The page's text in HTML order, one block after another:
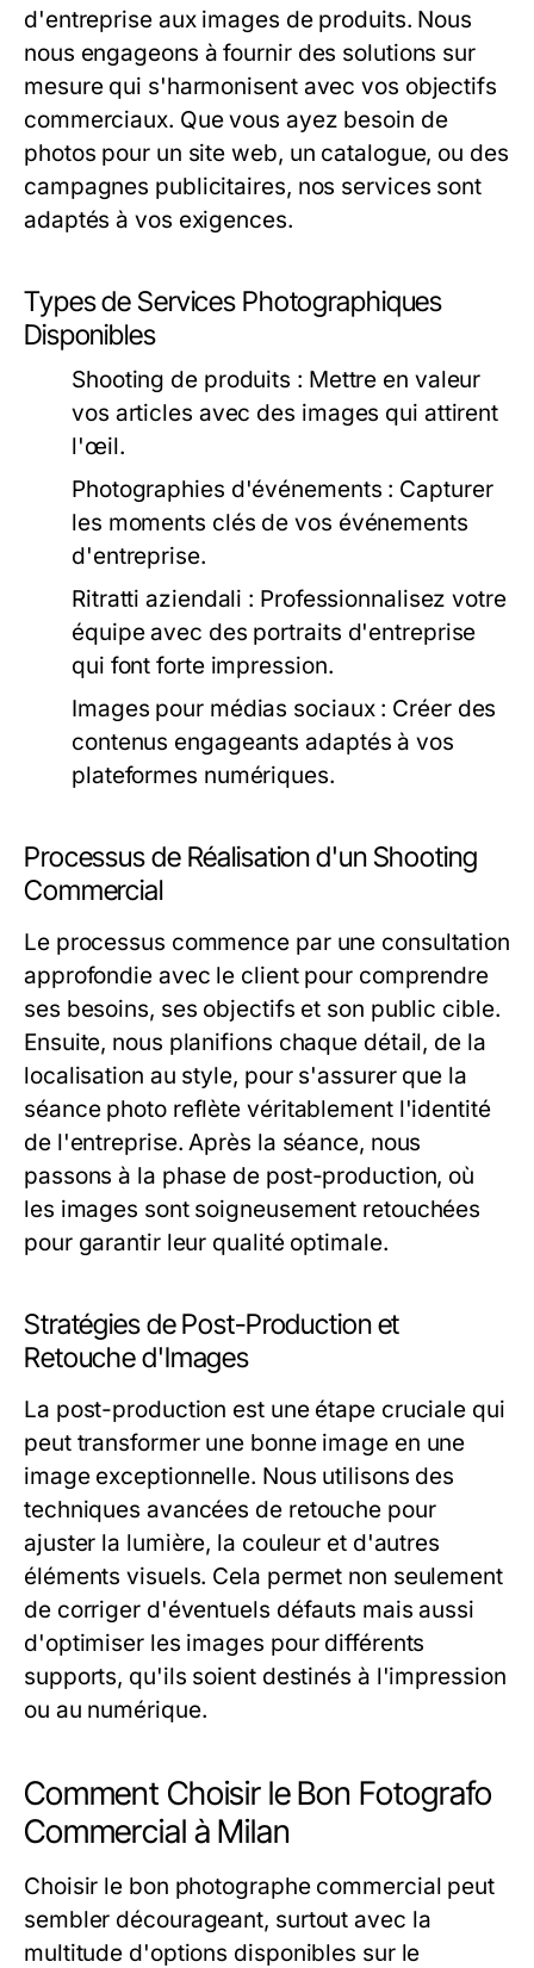
d'entreprise aux images de produits. Nous
nous engageons à fournir des solutions sur
mesure qui s'harmonisent avec vos objectifs
commerciaux. Que vous ayez besoin de
photos pour un site web, un catalogue, ou des
campagnes publicitaires, nos services sont
adaptés à vos exigences.
Types de Services Photographiques
Disponibles
Shooting de produits : Mettre en valeur
vos articles avec des images qui attirent
l'œil.
Photographies d'événements : Capturer
les moments clés de vos événements
d'entreprise.
Ritratti aziendali : Professionnalisez votre
équipe avec des portraits d'entreprise
qui font forte impression.
Images pour médias sociaux : Créer des
contenus engageants adaptés à vos
plateformes numériques.
Processus de Réalisation d'un Shooting
Commercial
Le processus commence par une consultation
approfondie avec le client pour comprendre
ses besoins, ses objectifs et son public cible.
Ensuite, nous planifions chaque détail, de la
localisation au style, pour s'assurer que la
séance photo reflète véritablement l'identité
de l'entreprise. Après la séance, nous
passons à la phase de post-production, où
les images sont soigneusement retouchées
pour garantir leur qualité optimale.
Stratégies de Post-Production et
Retouche d'Images
La post-production est une étape cruciale qui
peut transformer une bonne image en une
image exceptionnelle. Nous utilisons des
techniques avancées de retouche pour
ajuster la lumière, la couleur et d'autres
éléments visuels. Cela permet non seulement
de corriger d'éventuels défauts mais aussi
d'optimiser les images pour différents
supports, qu'ils soient destinés à l'impression
ou au numérique.
Comment Choisir le Bon Fotografo
Commercial à Milan
Choisir le bon photographe commercial peut
sembler décourageant, surtout avec la
multitude d'options disponibles sur le